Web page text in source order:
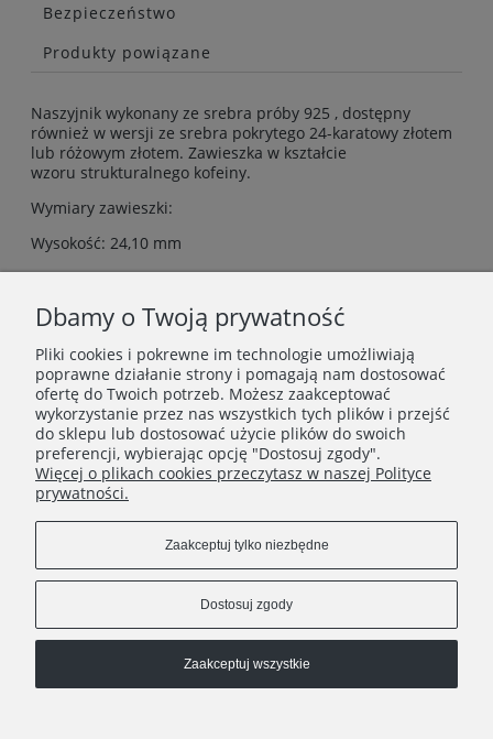
Bezpieczeństwo
Produkty powiązane
Naszyjnik wykonany ze srebra próby 925 , dostępny
również w wersji ze srebra pokrytego 24-karatowy złotem
lub różowym złotem. Zawieszka w kształcie
wzoru strukturalnego kofeiny.
Wymiary zawieszki:
Wysokość: 24,10 mm
Szerokość: 26 mm
długość naszyjnika ok 45 cm
Biżuteria pakowana w ozdobne pudełeczko
INFORMACJE
O FIRMIE
Dbamy o Twoją prywatność
Pliki cookies i pokrewne im technologie umożliwiają
poprawne działanie strony i pomagają nam dostosować
ofertę do Twoich potrzeb. Możesz zaakceptować
wykorzystanie przez nas wszystkich tych plików i przejść
do sklepu lub dostosować użycie plików do swoich
preferencji, wybierając opcję "Dostosuj zgody".
Więcej o plikach cookies przeczytasz w naszej Polityce
prywatności.
Zaakceptuj tylko niezbędne
Dostosuj zgody
Zaakceptuj wszystkie